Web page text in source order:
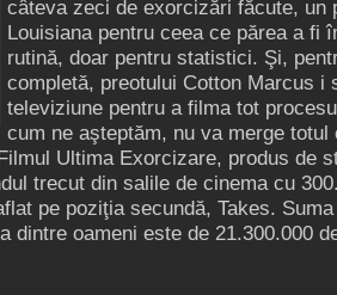
câteva zeci de exorcizări făcute, un
Louisiana pentru ceea ce părea a fi
rutină, doar pentru statistici. Şi,
completă, preotului Cotton Marcus i
televiziune pentru a filma tot
cum ne aşteptăm, nu va merge
Ultima Exorcizare, produs de
trecut din salile de cinema cu
pe poziţia secundă, Takes.
dintre oameni este de 21.300.000